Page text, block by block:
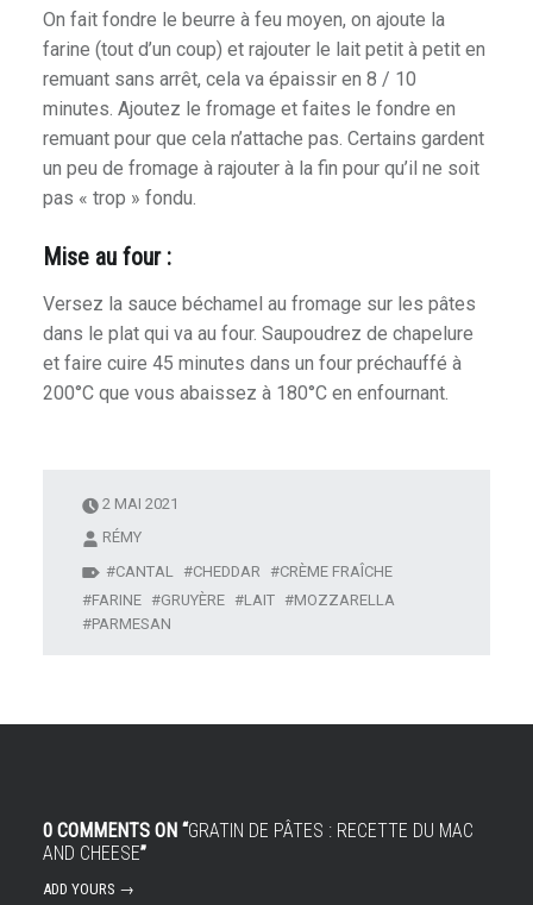
On fait fondre le beurre à feu moyen, on ajoute la
farine (tout d’un coup) et rajouter le lait petit à petit en
remuant sans arrêt, cela va épaissir en 8 / 10
minutes. Ajoutez le fromage et faites le fondre en
remuant pour que cela n’attache pas. Certains gardent
un peu de fromage à rajouter à la fin pour qu’il ne soit
pas « trop » fondu.
Mise au four :
Versez la sauce béchamel au fromage sur les pâtes
dans le plat qui va au four. Saupoudrez de chapelure
et faire cuire 45 minutes dans un four préchauffé à
200°C que vous abaissez à 180°C en enfournant.
2 MAI 2021
RÉMY
CANTAL
CHEDDAR
CRÈME FRAÎCHE
FARINE
GRUYÈRE LAIT
MOZZARELLA
PARMESAN
0 COMMENTS ON “GRATIN DE PÂTES : RECETTE DU MAC
AND CHEESE”
ADD YOURS →